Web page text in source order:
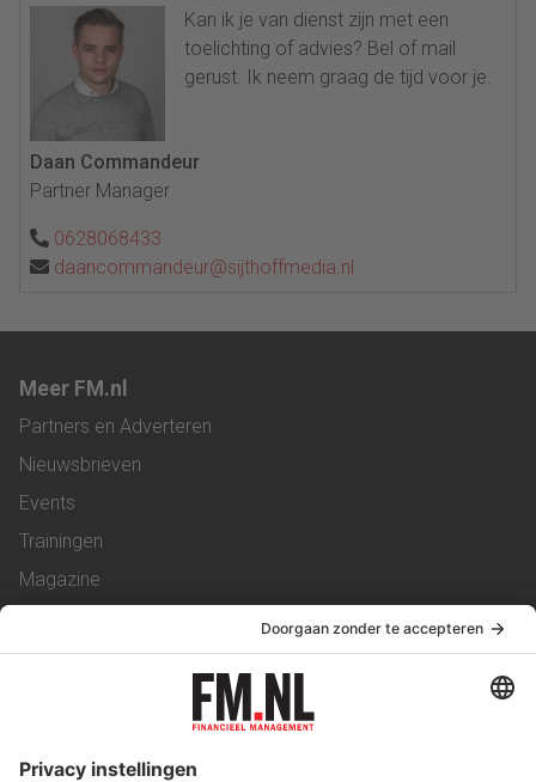
Kan ik je van dienst zijn met een
toelichting of advies? Bel of mail
gerust. Ik neem graag de tijd voor je.
Daan Commandeur
Partner Manager
0628068433
daancommandeur@sijthoffmedia.nl
Meer FM.nl
Partners en Adverteren
Nieuwsbrieven
Events
Trainingen
Magazine
Service & Contact
Werken bij ons